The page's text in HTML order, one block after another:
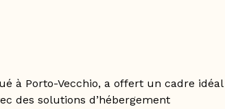
à Porto-Vecchio, a offert un cadre idéal
des solutions d’hébergement